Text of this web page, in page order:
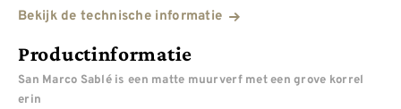
Bekijk de technische informatie
Productinformatie
San Marco Sablé is een matte muurverf met een grove korrel
erin